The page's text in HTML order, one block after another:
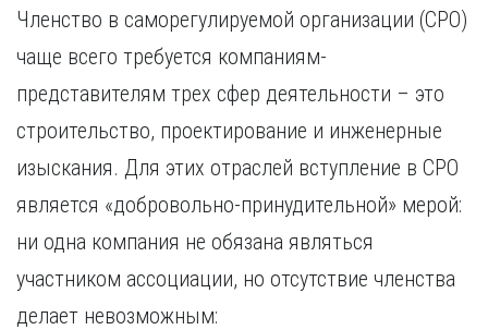
Екатеринбург
Иваново
Ижевск
Иркутск
К
Калининград
Калуга
Кемерово
Смоленск
Сочи
Ставрополь
Т
Тамбов
Тверь
Тольятти
Томск
Тула
Членство в саморегулируемой организации (СРО)
чаще всего требуется компаниям-
представителям трех сфер деятельности – это
строительство, проектирование и инженерные
изыскания. Для этих отраслей вступление в СРО
является «добровольно-принудительной» мерой:
ни одна компания не обязана являться
участником ассоциации, но отсутствие членства
делает невозможным: